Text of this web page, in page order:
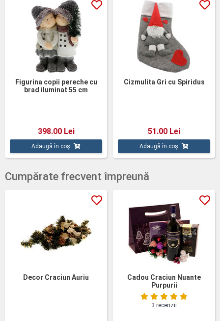
Figurina copii pereche cu
brad iluminat 55 cm
398.00 Lei
Adaugă în coș
Cizmulita Gri cu Spiridus
51.00 Lei
Adaugă în coș
Cumpărate frecvent împreună
Decor Craciun Auriu
Cadou Craciun Nuante
Purpurii
3 recenzii